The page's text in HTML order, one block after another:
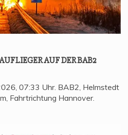
AUF DER BAB2
07:33 Uhr. BAB2, Helmstedt
Fahrtrichtung Hannover.